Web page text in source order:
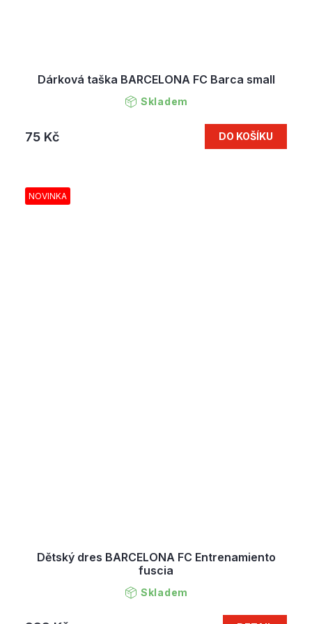
Dárková taška BARCELONA FC Barca small
Skladem
75 Kč DO KOŠÍKU
NOVINKA
Dětský dres BARCELONA FC Entrenamiento
fuscia
Skladem